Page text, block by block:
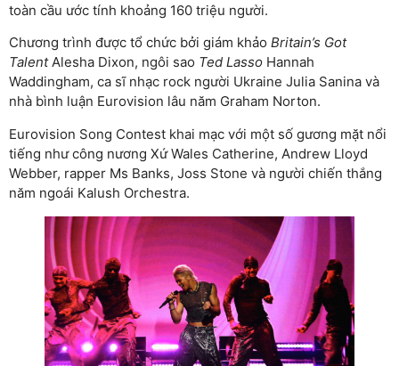
toàn cầu ước tính khoảng 160 triệu người.
Chương trình được tổ chức bởi giám khảo Britain’s Got
TalentAlesha Dixon, ngôi sao Ted Lasso Hannah
Waddingham, ca sĩ nhạc rock người Ukraine Julia Sanina và
nhà bình luận Eurovision lâu năm Graham Norton.
Eurovision Song Contest khai mạc với một số gương mặt nổi
tiếng như công nương Xứ Wales Catherine, Andrew Lloyd
Webber, rapper Ms Banks, Joss Stone và người chiến thắng
năm ngoái Kalush Orchestra.